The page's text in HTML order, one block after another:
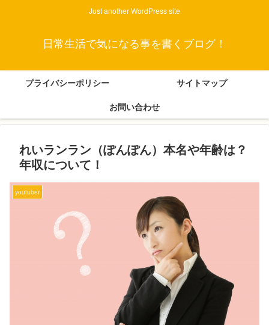
Just another WordPress site
日常生活で気になる事を書くブログ！
プライバシーポリシー
サイトマップ
お問い合わせ
れいランラン（ぽんぽん）本名や年齢は？
年収について！
youtuber